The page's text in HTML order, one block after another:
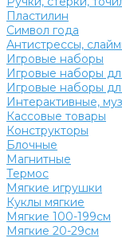
Пластилин
Символ года
Антистрессы,
Игровые наборы
Игровые наборы
Игровые наборы
Интерактивные,
Кассовые товары
Конструкторы
Блочные
Магнитные
Термос
Мягкие игрушки
Куклы мягкие
Мягкие 100-199см
Мягкие 20-29см